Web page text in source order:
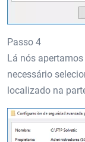
Passo 4
Lá nós
necessário
localizado na